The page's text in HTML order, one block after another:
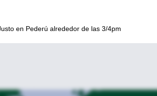
en Pederú alrededor de las 3/4pm